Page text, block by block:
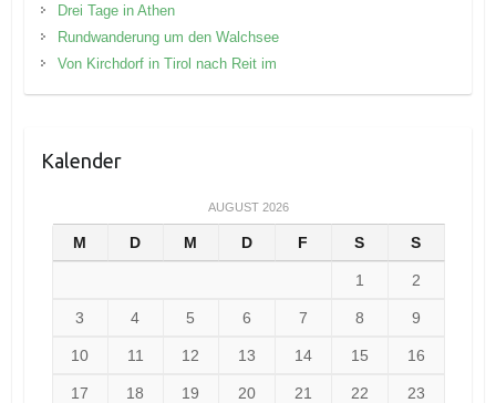
Drei Tage in Athen
Rundwanderung um den Walchsee
Von Kirchdorf in Tirol nach Reit im
Kalender
AUGUST 2026
M D M D F S S
1 2
3 4 5 6 7 8 9
10 11 12 13 14 15 16
17 18 19 20 21 22 23